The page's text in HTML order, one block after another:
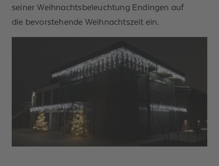
seiner Weihnachtsbeleuchtung Endingen auf
die bevorstehende Weihnachtszeit ein.